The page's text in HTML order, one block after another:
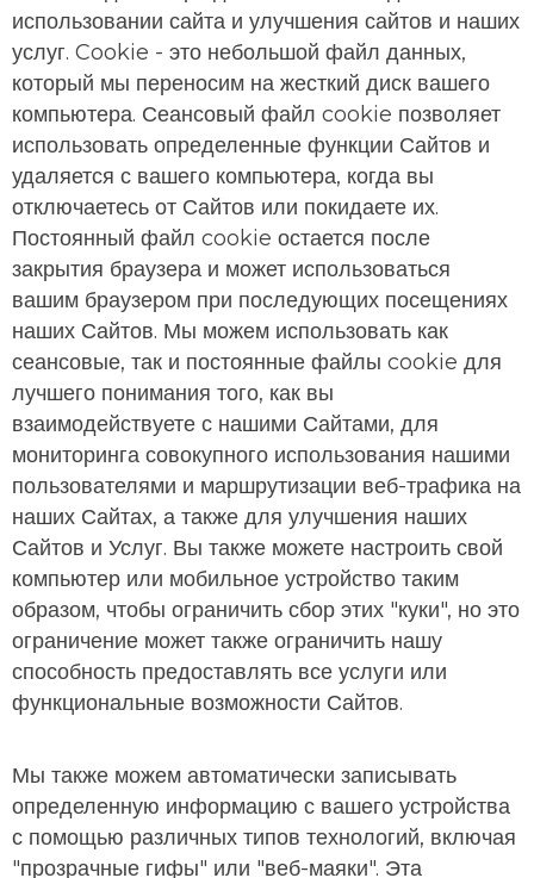
использовании сайта и улучшения сайтов и наших
услуг. Cookie - это небольшой файл данных,
который мы переносим на жесткий диск вашего
компьютера. Сеансовый файл cookie позволяет
использовать определенные функции Сайтов и
удаляется с вашего компьютера, когда вы
отключаетесь от Сайтов или покидаете их.
Постоянный файл cookie остается после
закрытия браузера и может использоваться
вашим браузером при последующих посещениях
наших Сайтов. Мы можем использовать как
сеансовые, так и постоянные файлы cookie для
лучшего понимания того, как вы
взаимодействуете с нашими Сайтами, для
мониторинга совокупного использования нашими
пользователями и маршрутизации веб-трафика на
наших Сайтах, а также для улучшения наших
Сайтов и Услуг. Вы также можете настроить свой
компьютер или мобильное устройство таким
образом, чтобы ограничить сбор этих "куки", но это
ограничение может также ограничить нашу
способность предоставлять все услуги или
функциональные возможности Сайтов.
Мы также можем автоматически записывать
определенную информацию с вашего устройства
с помощью различных типов технологий, включая
"прозрачные гифы" или "веб-маяки". Эта